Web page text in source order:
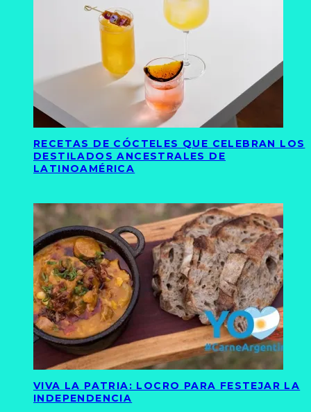
RECETAS DE CÓCTELES QUE CELEBRAN LOS
DESTILADOS ANCESTRALES DE
LATINOAMÉRICA
VIVA LA PATRIA: LOCRO PARA FESTEJAR LA
INDEPENDENCIA